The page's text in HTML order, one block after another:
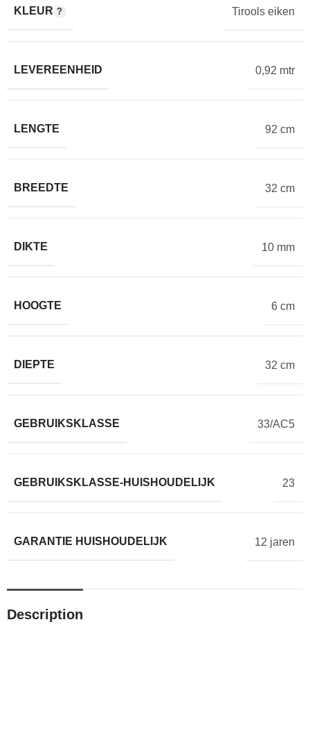
KLEUR Tirools eiken
LEVEREENHEID 0,92 mtr
LENGTE 92 cm
BREEDTE 32 cm
DIKTE 10 mm
HOOGTE 6 cm
DIEPTE 32 cm
GEBRUIKSKLASSE 33/AC5
GEBRUIKSKLASSE-HUISHOUDELIJK 23
GARANTIE HUISHOUDELIJK 12 jaren
Description